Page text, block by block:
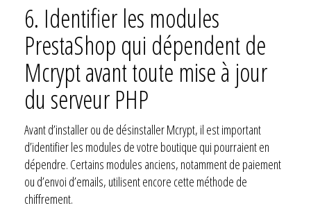
6. Identifier les modules
PrestaShop qui dépendent de
Mcrypt avant toute mise à jour
du serveur PHP
Avant d’installer ou de désinstaller Mcrypt, il est important
d’identifier les modules de votre boutique qui pourraient en
dépendre. Certains modules anciens, notamment de paiement
ou d’envoi d’emails, utilisent encore cette méthode de
chiffrement.